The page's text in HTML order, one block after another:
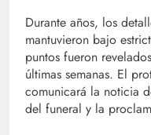
Durante años, los
mantuvieron bajo
puntos fueron
últimas semanas. El
comunicará la noticia
del funeral y la